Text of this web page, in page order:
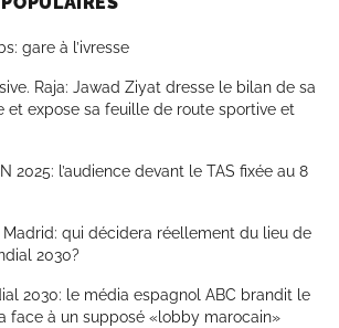
gare à l’ivresse
Raja: Jawad Ziyat dresse le bilan de sa
et expose sa feuille de route sportive et
2025: l’audience devant le TAS fixée au 8
qui décidera réellement du lieu de
2030?
2030: le média espagnol ABC brandit le
face à un supposé «lobby marocain»